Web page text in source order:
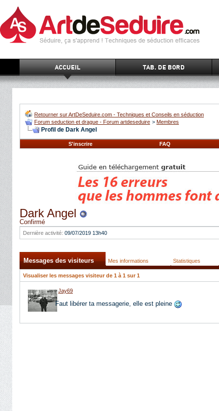
ACCUEIL TAB. DE BORD
Retourner sur ArtDeSeduire.com - Techniques et Conseils en séduction
Forum seduction et drague - Forum artdeseduire > Membres
Profil de Dark Angel
S'inscrire FAQ
Dark Angel
Confirmé
Dernière activité: 09/07/2019 13h40
Messages des visiteurs Mes informations Statistiques
Visualiser les messages visiteur de 1 à 1 sur1
Jay69
Faut libérer ta messagerie, elle est pleine